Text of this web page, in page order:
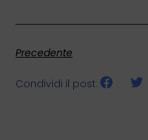
Precedente
Condividi il post: